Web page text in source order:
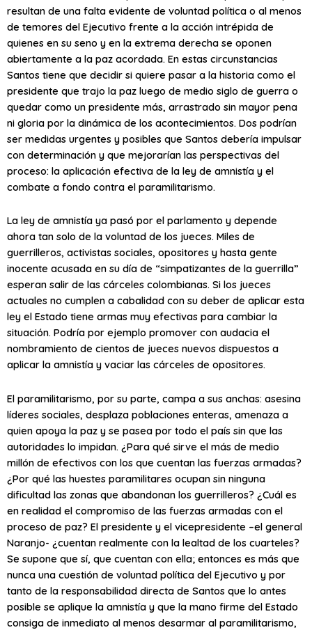
resultan de una falta evidente de voluntad política o al menos
de temores del Ejecutivo frente a la acción intrépida de
quienes en su seno y en la extrema derecha se oponen
abiertamente a la paz acordada. En estas circunstancias
Santos tiene que decidir si quiere pasar a la historia como el
presidente que trajo la paz luego de medio siglo de guerra o
quedar como un presidente más, arrastrado sin mayor pena
ni gloria por la dinámica de los acontecimientos. Dos podrían
ser medidas urgentes y posibles que Santos debería impulsar
con determinación y que mejorarían las perspectivas del
proceso: la aplicación efectiva de la ley de amnistía y el
combate a fondo contra el paramilitarismo.
La ley de amnistía ya pasó por el parlamento y depende
ahora tan solo de la voluntad de los jueces. Miles de
guerrilleros, activistas sociales, opositores y hasta gente
inocente acusada en su día de “simpatizantes de la guerrilla”
esperan salir de las cárceles colombianas. Si los jueces
actuales no cumplen a cabalidad con su deber de aplicar esta
ley el Estado tiene armas muy efectivas para cambiar la
situación. Podría por ejemplo promover con audacia el
nombramiento de cientos de jueces nuevos dispuestos a
aplicar la amnistía y vaciar las cárceles de opositores.
El paramilitarismo, por su parte, campa a sus anchas: asesina
líderes sociales, desplaza poblaciones enteras, amenaza a
quien apoya la paz y se pasea por todo el país sin que las
autoridades lo impidan. ¿Para qué sirve el más de medio
millón de efectivos con los que cuentan las fuerzas armadas?
¿Por qué las huestes paramilitares ocupan sin ninguna
dificultad las zonas que abandonan los guerrilleros? ¿Cuál es
en realidad el compromiso de las fuerzas armadas con el
proceso de paz? El presidente y el vicepresidente –el general
Naranjo- ¿cuentan realmente con la lealtad de los cuarteles?
Se supone que sí, que cuentan con ella; entonces es más que
nunca una cuestión de voluntad política del Ejecutivo y por
tanto de la responsabilidad directa de Santos que lo antes
posible se aplique la amnistía y que la mano firme del Estado
consiga de inmediato al menos desarmar al paramilitarismo,